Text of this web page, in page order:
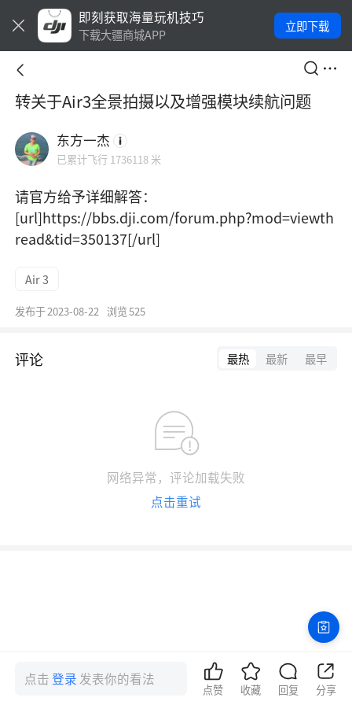
即刻获取海量玩机技巧
下载大疆商城APP
立即下载
转关于Air3全景拍摄以及增强模块续航问题
东方一杰
已累计飞行 1736118 米
请官方给予详细解答：
[url]https://bbs.dji.com/forum.php?mod=viewth
read&tid=350137[/url]
Air 3
发布于2023-08-22 浏览525
评论 最热 最新 最早
网络异常，评论加载失败
点击重试
点击登录 发表你的看法
点赞 收藏 回复 分享